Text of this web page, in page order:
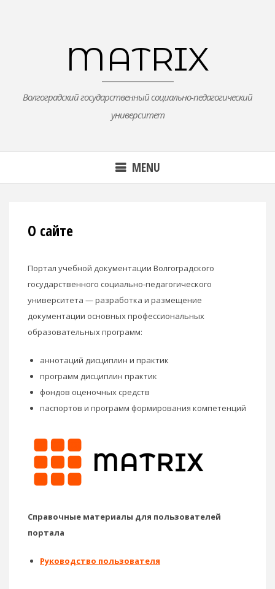
MATRIX
Волгоградский государственный социально-педагогический
университет
MENU
О сайте
Портал учебной документации Волгоградского
государственного социально-педагогического
университета — разработка и размещение
документации основных профессиональных
образовательных программ:
аннотаций дисциплин и практик
программ дисциплин практик
фондов оценочных средств
паспортов и программ формирования компетенций
Справочные материалы для пользователей
портала
Руководство пользователя